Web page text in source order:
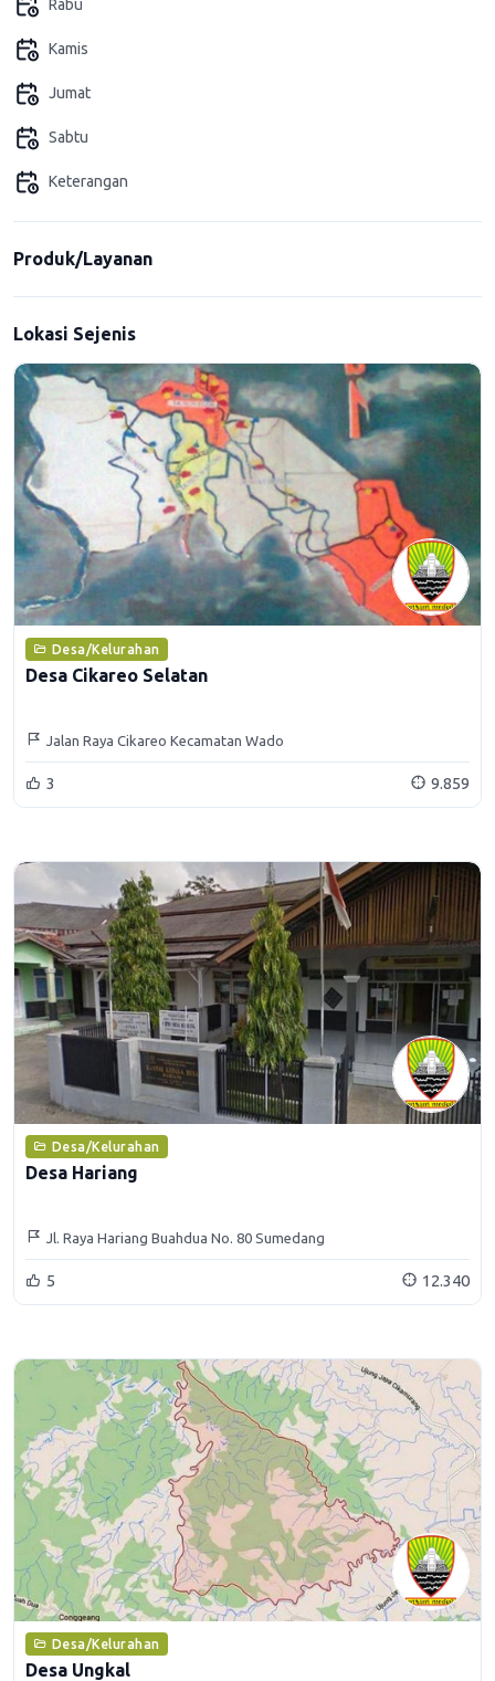
Rabu
Kamis
Jumat
Sabtu
Keterangan
Produk/Layanan
Lokasi Sejenis
Desa/Kelurahan
Desa Cikareo Selatan
Jalan Raya Cikareo Kecamatan Wado
3 9.859
Desa/Kelurahan
Desa Hariang
Jl. Raya Hariang Buahdua No. 80 Sumedang
5 12.340
Desa/Kelurahan
Desa Ungkal